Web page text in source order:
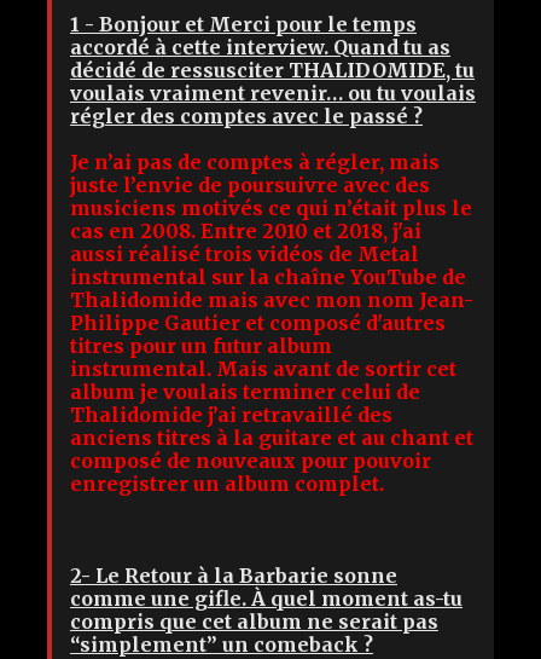
1 - Bonjour et Merci pour le temps
accordé à cette interview. Quand tu as
décidé de ressusciter THALIDOMIDE, tu
voulais vraiment revenir… ou tu voulais
régler des comptes avec le passé ?
Je n’ai pas de comptes à régler, mais
juste l’envie de poursuivre avec des
musiciens motivés ce qui n’était plus le
cas en 2008. Entre 2010 et 2018, j'ai
aussi réalisé trois vidéos de Metal
instrumental sur la chaîne YouTube de
Thalidomide mais avec mon nom Jean-
Philippe Gautier et composé d'autres
titres pour un futur album
instrumental. Mais avant de sortir cet
album je voulais terminer celui de
Thalidomide j’ai retravaillé des
anciens titres à la guitare et au chant et
composé de nouveaux pour pouvoir
enregistrer un album complet.
2- Le Retour à la Barbarie sonne
comme une gifle. À quel moment as-tu
compris que cet album ne serait pas
“simplement” un comeback ?